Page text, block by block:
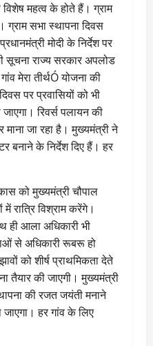
महत्व के होते हैं। ग्राम
ग्राम सभा स्थापना दिवस
मोदी के निर्देश पर
सूचना राज्य सरकार अपलोड
मेरा तीर्थÓ योजना की
पर प्रवासियों को भी
रिवर्स पलायन की
माना जा रहा है। मुख्यमंत्री ने
बनाने के निर्देश दिए हैं। हर
को मुख्यमंत्री चौपाल
रात्रि विश्राम करेंगे।
ही आला अधिकारी भी
से अधिकारी रूबरू हो
को शीर्ष प्राथमिकता देते
तैयार की जाएगी। मुख्यमंत्री
की रजत जयंती मनाने
हर गांव के लिए